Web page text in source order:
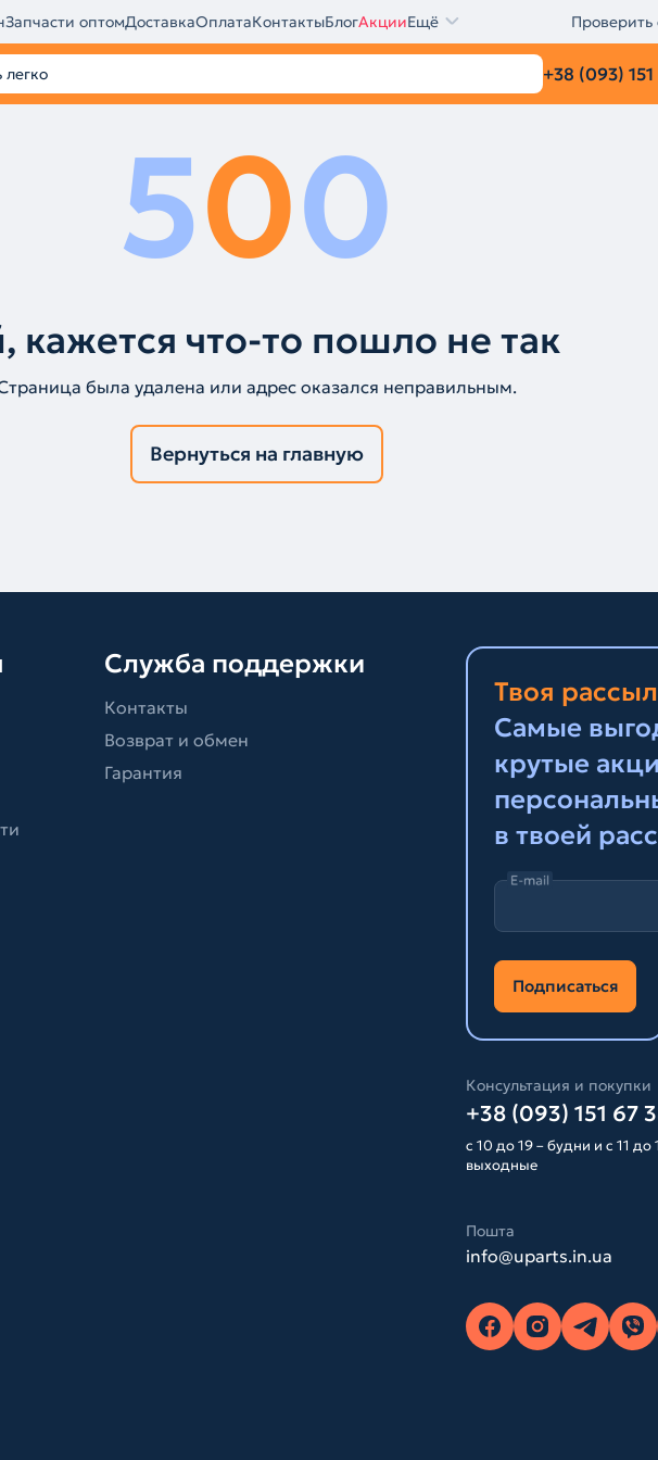
Запчасти оптомДоставкаОплатаКонтактыБлогАкцииЕщё Проверить
+38 (093)
500
кажется что-то пошло не так
была удалена или адрес оказался неправильным.
Вернуться на главную
Служба поддержки
Контакты
Возврат и обмен
Гарантия
Твоя
Самые
крутые
в твоей
E-mail
Подписаться
Консультация и покупки
+38 (093) 151 67
с 10 до 19 – будни и с 11 до
выходные
Пошта
info@uparts.in.ua